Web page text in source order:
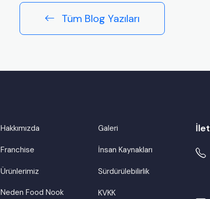
Tüm Blog Yazıları
Hakkımızda
Franchise
Ürünlerimiz
Neden Food Nook
Galeri
İnsan Kaynakları
Sürdürülebilirlik
KVKK